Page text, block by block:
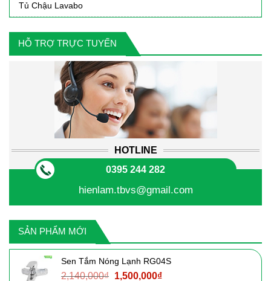
Tủ Chậu Lavabo
HỖ TRỢ TRỰC TUYẾN
HOTLINE
0395 244 282
hienlam.tbvs@gmail.com
SẢN PHẨM MỚI
Sen Tắm Nóng Lạnh RG04S
2,140,000₫ Giá
1,500,000₫Giá